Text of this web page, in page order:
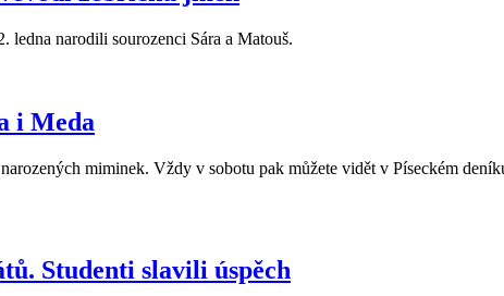
narodili sourozenci Sára a Matouš.
i Meda
miminek. Vždy v sobotu pak můžete vidět v Píseckém
Studenti slavili úspěch